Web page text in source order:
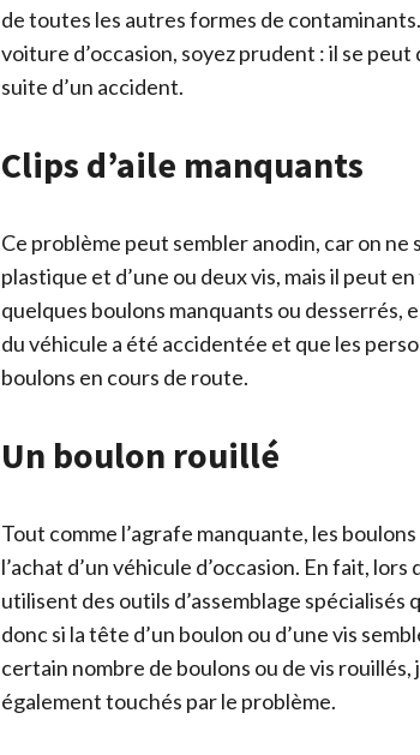
de toutes les autres formes de
voiture d’occasion, soyez prudent : il se
suite d’un accident.
Clips d’aile manquants
Ce problème peut sembler anodin, car on ne
plastique et d’une ou deux vis, mais il peut
quelques boulons manquants ou desserrés,
du véhicule a été accidentée et que les
boulons en cours de route.
Un boulon rouillé
Tout comme l’agrafe manquante, les
l’achat d’un véhicule d’occasion. En fait,
utilisent des outils d’assemblage
donc si la tête d’un boulon ou d’une vis
certain nombre de boulons ou de vis
également touchés par le problème.